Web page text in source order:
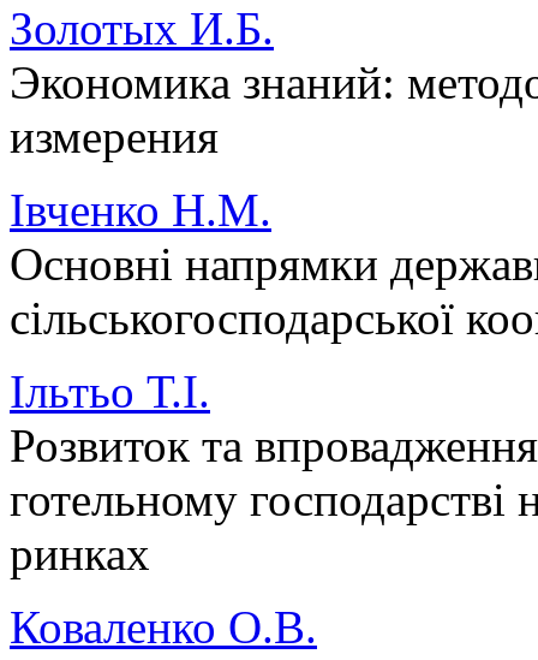
Золотых И.Б.
Экономика знаний:
измерения
Івченко Н.М.
Основні напрямки
сільськогосподарської
Ільтьо Т.І.
Розвиток та
готельному господарстві
ринках
Коваленко О.В.